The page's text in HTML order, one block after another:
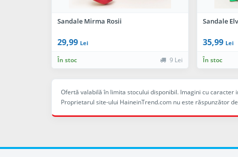
Sandale Mirma Rosii
29,99 Lei
În stoc 9 Lei
Sandale
35,99 Lei
În stoc
Ofertă valabilă în limita stocului disponibil. Imagini cu
Proprietarul site-ului HaineinTrend.com nu este răspunzător